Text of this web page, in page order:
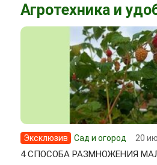
Агротехника и
Эксклюзив Сад и огород 20
4 СПОСОБА РАЗМНОЖЕНИЯ